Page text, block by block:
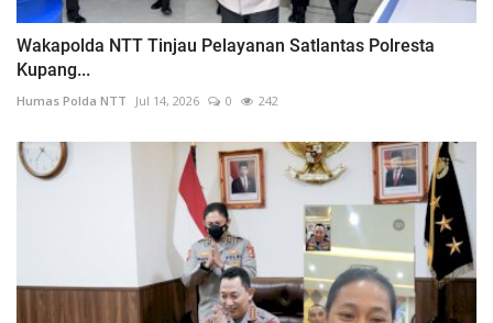
Wakapolda NTT Tinjau Pelayanan Satlantas Polresta
Kupang...
Humas Polda NTT Jul 14, 2026 0 242